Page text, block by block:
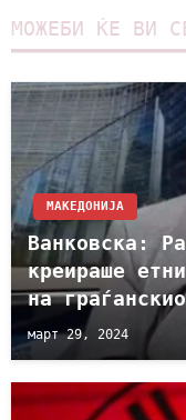
МОЖЕБИ ЌЕ ВИ
МАКЕДОНИЈА
Ванковска:
креираше
на
март 29, 2024